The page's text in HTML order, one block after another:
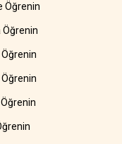
Öğrenin
Öğrenin